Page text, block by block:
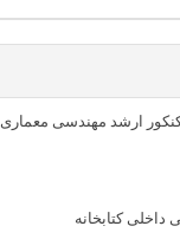
کنکور ارشد مهندسی معماری
داخلی کتابخانه